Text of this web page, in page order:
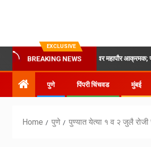
EXCLUSIVE
BREAKING NEWS
सिंहगड रोडवरील वाहतूक कोंडीवर महापौर आक्रमक; पोलिसांना
पुणे पिंपरी चिंचवड मुंबई
Home पुणे पुण्यात येत्या १ व २ जुलै